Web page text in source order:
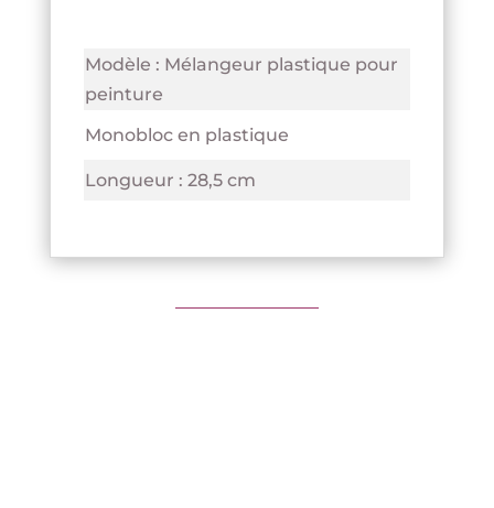
Modèle : Mélangeur plastique pour
peinture
Monobloc en plastique
Longueur : 28,5 cm